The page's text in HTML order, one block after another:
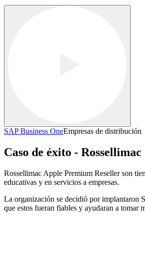
SAP Business OneEmpresas de distribución
Caso de éxito - Rossellimac
Rossellimac Apple Premium Reseller son
educativas y en servicios a empresas.
La organización se decidió por implantaron
que estos fueran fiables y ayudaran a tomar